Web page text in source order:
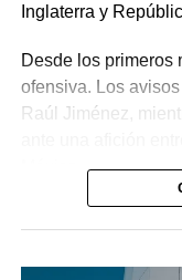
Inglaterra y
Desde los primeros
ofensiva. Los
Raúl Jiménez,
Roberto “Piojo”